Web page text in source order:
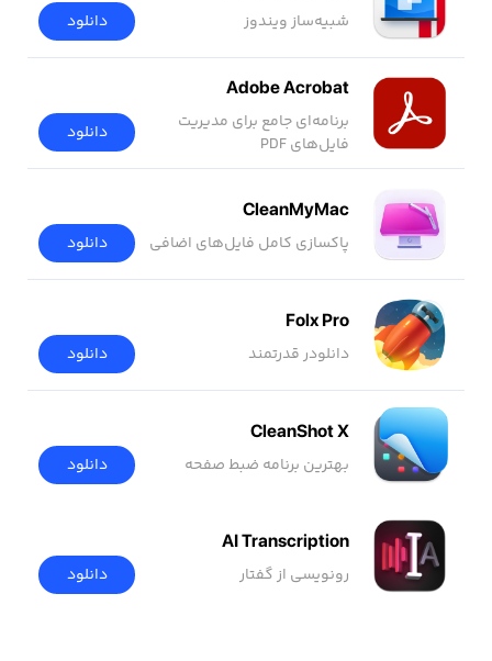
شبیه‌ساز ویندوز دانلود
Adobe Acrobat
برنامه‌ای جامع برای مدیریت
فایل‌های PDF
دانلود
CleanMyMac
پاکسازی کامل فایل‌های اضافی دانلود
Folx Pro
دانلودر قدرتمند دانلود
CleanShot X
بهترین برنامه ضبط صفحه دانلود
AI Transcription
رونویسی از گفتار دانلود